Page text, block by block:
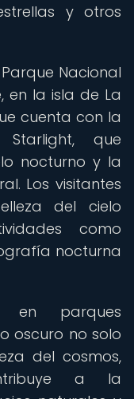
y otros
Nacional
en la isla de La
cuenta con la
que
nocturno y la
Los visitantes
del cielo
como
nocturna
en parques
oscuro no solo
del cosmos,
a la